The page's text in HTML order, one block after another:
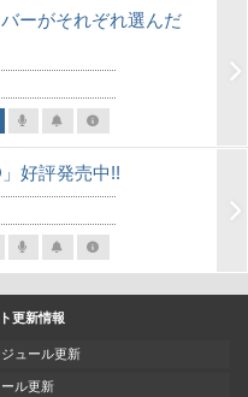
ーがそれぞれ選んだ
好評発売中!!
更新情報
ジュール更新
ール更新